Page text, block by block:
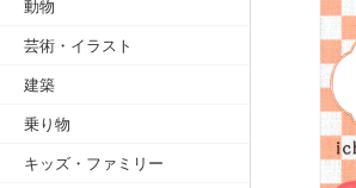
動物
芸術・イラスト
建築
乗り物
キッズ・ファミリー